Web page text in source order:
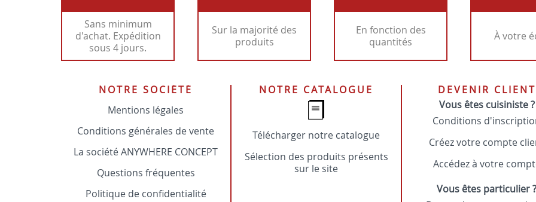
Sans minimum
d'achat. Expédition
sous 4 jours.
Sur la majorité des
produits
En fonction des
quantités
À votre
NOTRE SOCIÉTÉ
Mentions légales
Conditions générales de vente
La société ANYWHERE CONCEPT
Questions fréquentes
Politique de confidentialité
NOTRE CATALOGUE
Télécharger notre catalogue
Sélection des produits présents
sur le site
DEVENIR CLIENT
Vous êtes cuisiniste ?
Conditions
Créez votre compte
Accédez à votre
Vous êtes particulier ?